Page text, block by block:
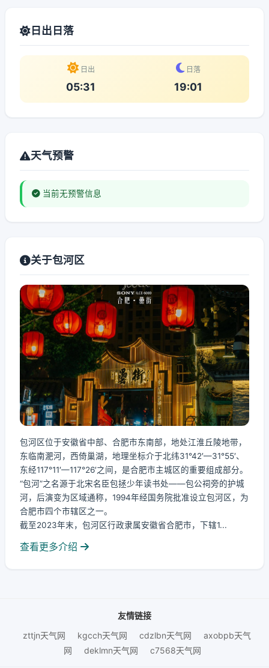
日出日落
日出
05:31
日落
19:01
天气预警
当前无预警信息
关于包河区
包河区位于安徽省中部、合肥市东南部，地处江淮丘陵地带，
东临南淝河，西倚巢湖，地理坐标介于北纬31°42′—31°55′、
东经117°11′—117°26′之间，是合肥市主城区的重要组成部分。
“包河”之名源于北宋名臣包拯少年读书处——包公祠旁的护城
河，后演变为区域通称，1994年经国务院批准设立包河区，为
合肥市四个市辖区之一。
截至2023年末，包河区行政隶属安徽省合肥市，下辖1...
查看更多介绍
友情链接
zttjn天气网
kgcch天气网 cdzlbn天气网
axobpb天气
网
deklmn天气网 c7568天气网